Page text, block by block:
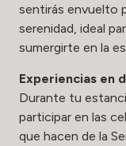
sentirás envuelto
serenidad, ideal
sumergirte en la
Experiencias en
Durante tu
participar en las
que hacen de la